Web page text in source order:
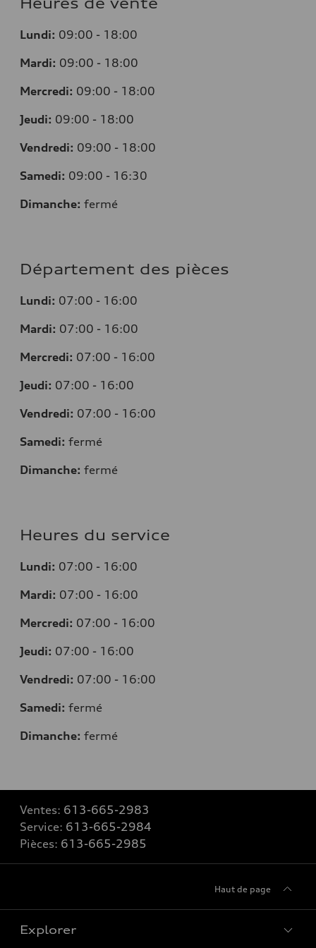
Lundi: 09:00 - 18:00
Mardi: 09:00 - 18:00
Mercredi: 09:00 - 18:00
Jeudi: 09:00 - 18:00
Vendredi: 09:00 - 18:00
Samedi: 09:00 - 16:30
Dimanche: fermé
Département des pièces
Lundi: 07:00 - 16:00
Mardi: 07:00 - 16:00
Mercredi: 07:00 - 16:00
Jeudi: 07:00 - 16:00
Vendredi: 07:00 - 16:00
Samedi: fermé
Dimanche: fermé
Heures du service
Lundi: 07:00 - 16:00
Mardi: 07:00 - 16:00
Mercredi: 07:00 - 16:00
Jeudi: 07:00 - 16:00
Vendredi: 07:00 - 16:00
Samedi: fermé
Dimanche: fermé
Ventes: 613-665-2983
Service: 613-665-2984
Pièces: 613-665-2985
Haut de page
Explorer